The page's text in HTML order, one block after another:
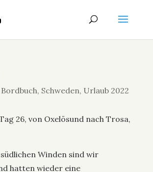
Bordbuch, Schweden, Urlaub 2022
26, von Oxelösund nach Trosa,
Winden sind wir
hatten wieder eine